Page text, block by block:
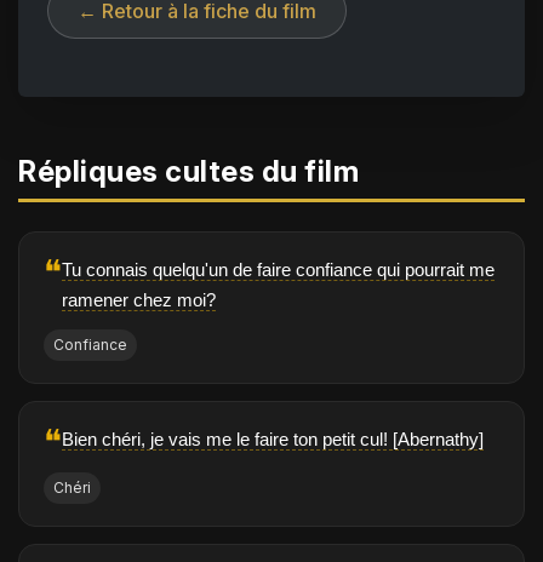
← Retour à la fiche du film
Répliques cultes du film
❝Tu connais quelqu'un de faire confiance qui pourrait me
ramener chez moi?
Confiance
❝Bien chéri, je vais me le faire ton petit cul! [Abernathy]
Chéri